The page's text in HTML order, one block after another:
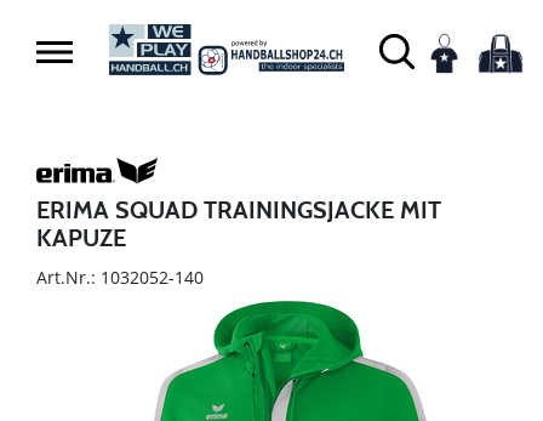
ERIMA SQUAD TRAININGSJACKE MIT
KAPUZE
Art.Nr.: 1032052-140